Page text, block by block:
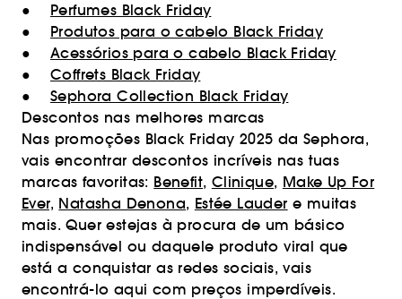
● Perfumes Black Friday
● Produtos para o cabelo Black Friday
● Acessórios para o cabelo Black Friday
● Coffrets Black Friday
● Sephora Collection Black Friday
Descontos nas melhores marcas
Nas promoções Black Friday 2025 da Sephora,
vais encontrar descontos incríveis nas tuas
marcas favoritas: Benefit, Clinique, Make Up For
Ever, Natasha Denona, Estée Lauder e muitas
mais. Quer estejas à procura de um básico
indispensável ou daquele produto viral que
está a conquistar as redes sociais, vais
encontrá-lo aqui com preços imperdíveis.